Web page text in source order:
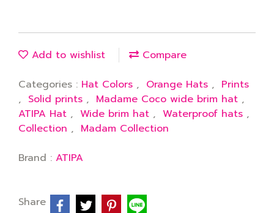
Add to wishlist
Compare
Categories : Hat Colors , Orange Hats , Prints
, Solid prints , Madame Coco wide brim hat ,
ATIPA Hat , Wide brim hat , Waterproof hats ,
Collection , Madam Collection
Brand : ATIPA
Share